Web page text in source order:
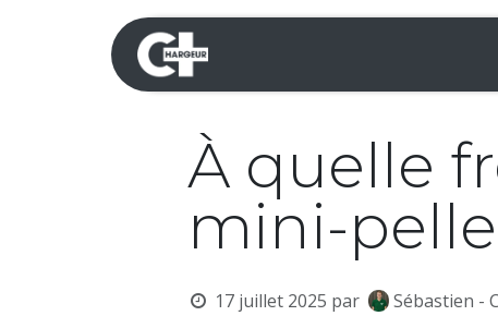
Se rendre au contenu
À quelle
mini-
17 juillet 2025 par Sébastien -